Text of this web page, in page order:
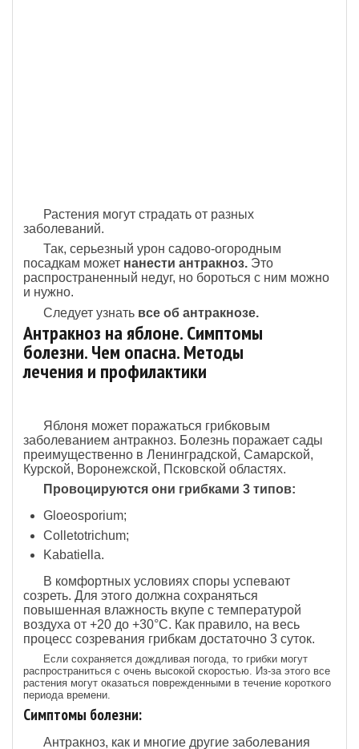
Растения могут страдать от разных
заболеваний.
Так, серьезный урон садово-огородным
посадкам можетнанести антракноз.Это
распространенный недуг, но бороться с ним можно
и нужно.
Следует узнать все об антракнозе.
Антракноз на яблоне. Симптомы
болезни. Чем опасна. Методы
лечения и профилактики
Яблоня может поражаться грибковым
заболеванием антракноз. Болезнь поражает сады
преимущественно в Ленинградской, Самарской,
Курской, Воронежской, Псковской областях.
Провоцируются они грибками 3 типов:
Gloeosporium;
Colletotrichum;
Kabatiella.
В комфортных условиях споры успевают
созреть. Для этого должна сохраняться
повышенная влажность вкупе с температурой
воздуха от +20 до +30°C. Как правило, на весь
процесс созревания грибкам достаточно 3 суток.
Если сохраняется дождливая погода, то грибки могут
распространиться с очень высокой скоростью. Из-за этого все
растения могут оказаться поврежденными в течение короткого
периода времени.
Симптомы болезни:
Антракноз, как и многие другие заболевания